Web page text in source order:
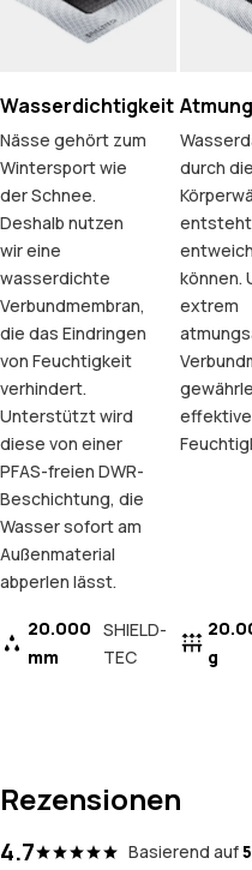
Wasserdichtigkeit
Nässe gehört zum
Wintersport wie
der Schnee.
Deshalb nutzen
wir eine
wasserdichte
Verbundmembran,
die das Eindringen
von Feuchtigkeit
verhindert.
Unterstützt wird
diese von einer
PFAS-freien DWR-
Beschichtung, die
Wasser sofort am
Außenmaterial
abperlen lässt.
20.000
mm
SHIELD-
TEC
durch die
können.
extrem
g
Rezensionen
4.7 Basierend auf